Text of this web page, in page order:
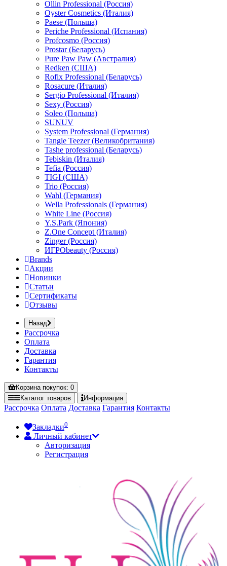
Ollin Professional (Россия)
Oyster Cosmetics (Италия)
Paese (Польша)
Periche Professional (Испания)
Profcosmo (Россия)
Prostar (Беларусь)
Pure Paw Paw (Австралия)
Redken (США)
Rofix Professional (Беларусь)
Rosacure (Италия)
Sergio Professional (Италия)
Sexy (Россия)
Soleo (Польша)
SUNUV
System Professional (Германия)
Tangle Teezer (Великобритания)
Tashe professional (Беларусь)
Tebiskin (Италия)
Tefia (Россия)
TIGI (США)
Trio (Россия)
Wahl (Германия)
Wella Professionals (Германия)
White Line (Россия)
Y.S.Park (Япония)
Z.One Concept (Италия)
Zinger (Россия)
ИГРОbeauty (Россия)
Brands
Акции
Новинки
Статьи
Сертификаты
Отзывы
Назад
Рассрочка
Оплата
Доставка
Гарантия
Контакты
Корзинапокупок: 0
Каталог товаров Информация
Рассрочка Оплата Доставка Гарантия Контакты
Закладки0
Личный кабинет
Авторизация
Регистрация